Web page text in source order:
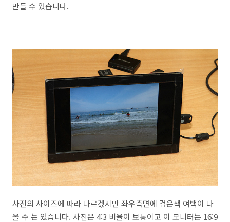
만들 수 있습니다.
사진의 사이즈에 따라 다르겠지만 좌우측면에 검은색 여백이 나
올 수 는 있습니다. 사진은 4:3 비율이 보통이고 이 모니터는 16:9